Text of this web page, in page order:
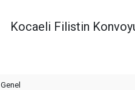
Kocaeli Filistin
Genel